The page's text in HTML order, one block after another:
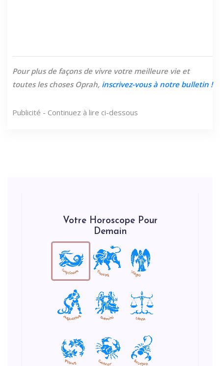
Pour plus de façons de vivre votre meilleure vie et
toutes les choses Oprah, inscrivez-vous à notre bulletin !
Publicité - Continuez à lire ci-dessous
Votre Horoscope Pour
Demain